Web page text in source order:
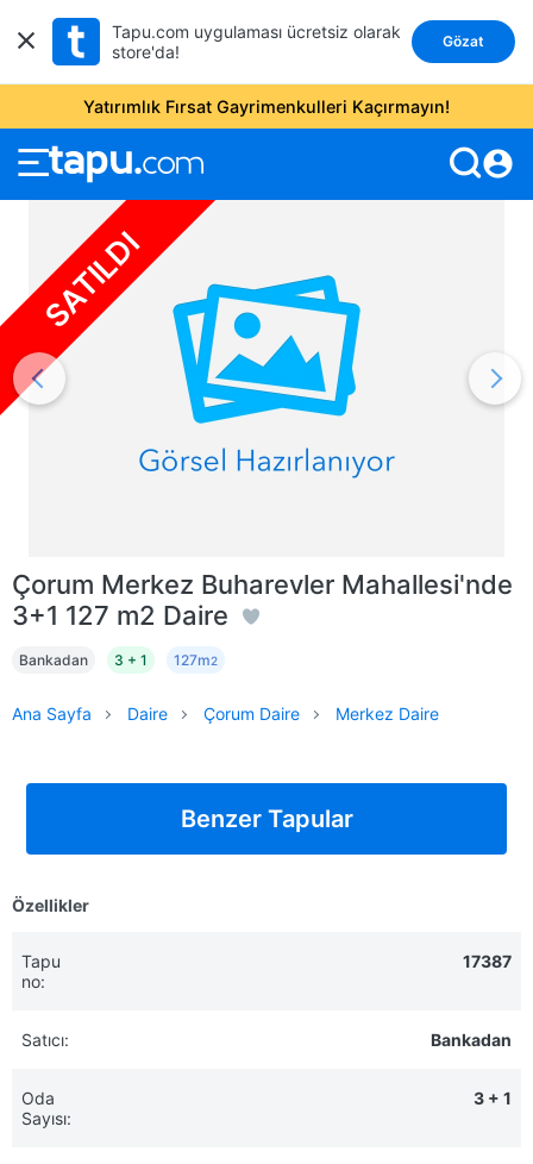
Tapu.com uygulaması ücretsiz olarak
store'da!
Gözat
Yatırımlık Fırsat Gayrimenkulleri Kaçırmayın!
account_circle
SATILDI
Benzer Tapular
Özellikler
Tapu
no:
17387
Satıcı: Bankadan
Oda
Sayısı:
3 + 1
Çorum Merkez Buharevler Mahallesi'nde
3+1 127 m2 Daire
Bankadan 3 + 1 127m2
Ana Sayfa Daire Çorum Daire Merkez Daire